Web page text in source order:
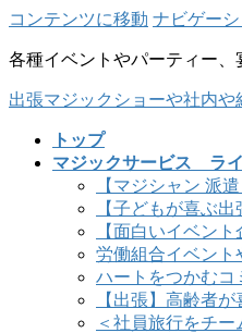
コンテンツに移動 ナビゲー
各種イベントやパーティー
出張マジックショーや社内
トップ
マジックサービス ラ
【マジシャン 派
【子どもが喜ぶ
【面白いイベン
労働組合イベン
ハートをつかむコ
【出張】高齢者
＜社員旅行をチ